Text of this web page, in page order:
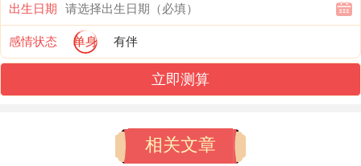
但实际上有部分人认为、属羊男的懒惰大约
同属猴女不兼容。
同属猴男搭配:这是一种好有跟好动感的搭
配。两个人都好聪明同好动。然而值得注意
的是假如双方都希望掌控局面。这样的关系
出生日期
感情状态 单身 有伴
立即测算
相关文章